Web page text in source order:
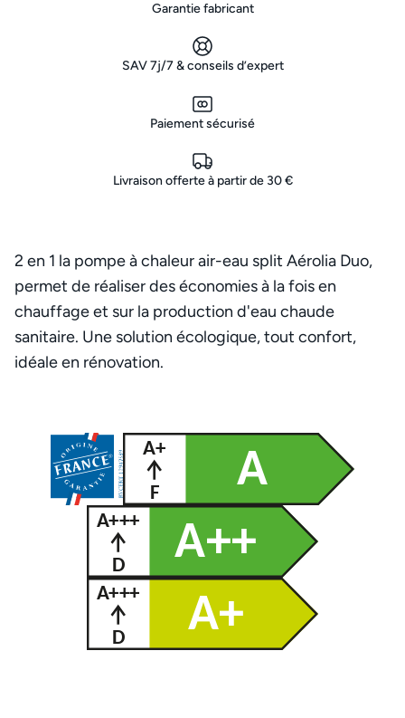
Garantie fabricant
SAV 7j/7 & conseils d’expert
Paiement sécurisé
Livraison offerte à partir de 30 €
2 en 1 la pompe à chaleur air-eau split Aérolia Duo,
permet de réaliser des économies à la fois en
chauffage et sur la production d'eau chaude
sanitaire. Une solution écologique, tout confort,
idéale en rénovation.